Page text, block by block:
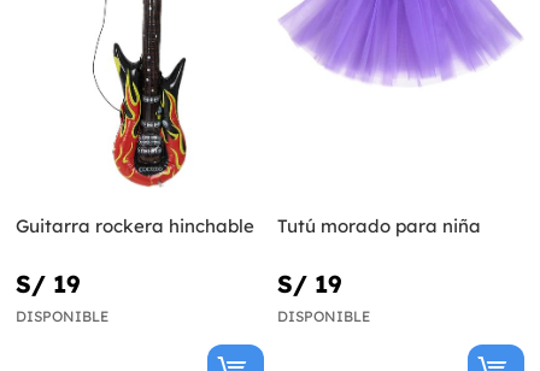
Guitarra rockera hinchable
S/ 19
DISPONIBLE
Tutú morado para niña
S/ 19
DISPONIBLE